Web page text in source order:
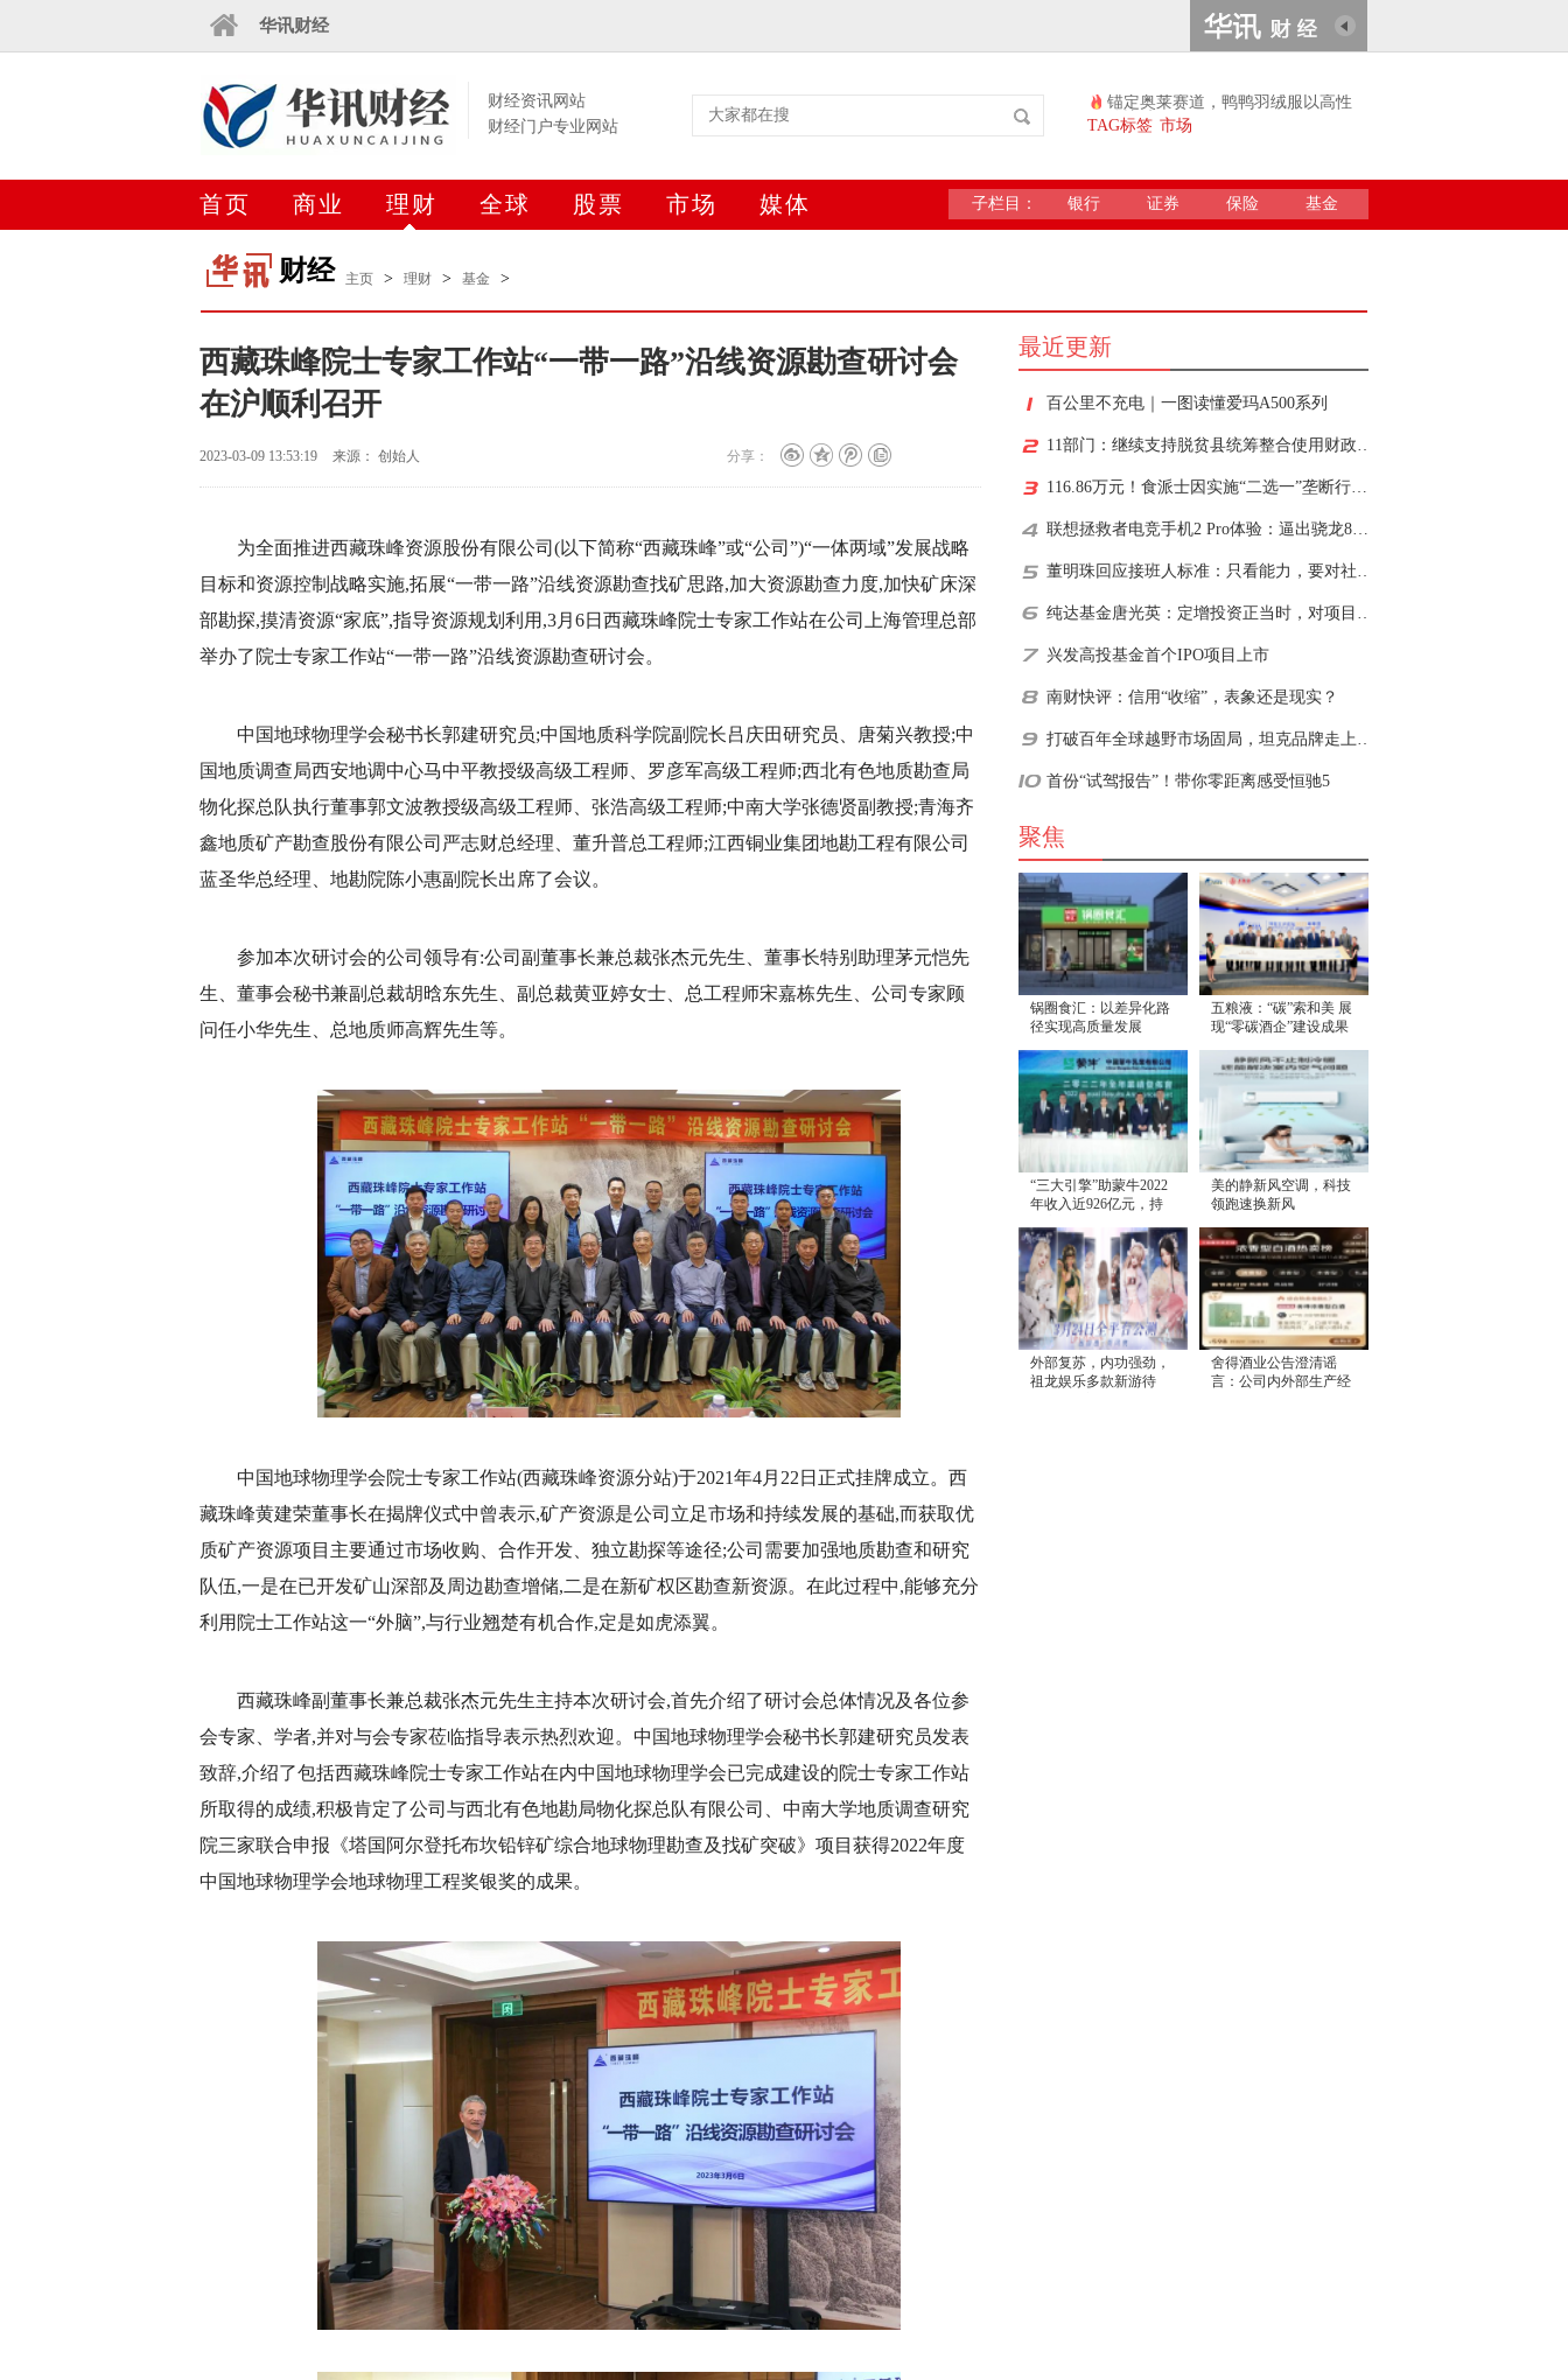
华讯财经
财经资讯网站
财经门户专业网站
锚定奥莱赛道，鸭鸭羽绒服以高性
价比续...
TAG标签 市场
首页 商业 理财 全球 股票 市场 媒体 子栏目： 银行 证券 保险 基金
财经 主页 > 理财 > 基金 >
西藏珠峰院士专家工作站“一带一路”沿线资源勘查研讨会
在沪顺利召开
2023-03-09 13:53:19 来源： 创始人 分享：
为全面推进西藏珠峰资源股份有限公司(以下简称“西藏珠峰”或“公司”)“一体两域”发展战略
目标和资源控制战略实施,拓展“一带一路”沿线资源勘查找矿思路,加大资源勘查力度,加快矿床深
部勘探,摸清资源“家底”,指导资源规划利用,3月6日西藏珠峰院士专家工作站在公司上海管理总部
举办了院士专家工作站“一带一路”沿线资源勘查研讨会。
中国地球物理学会秘书长郭建研究员;中国地质科学院副院长吕庆田研究员、唐菊兴教授;中
国地质调查局西安地调中心马中平教授级高级工程师、罗彦军高级工程师;西北有色地质勘查局
物化探总队执行董事郭文波教授级高级工程师、张浩高级工程师;中南大学张德贤副教授;青海齐
鑫地质矿产勘查股份有限公司严志财总经理、董升普总工程师;江西铜业集团地勘工程有限公司
蓝圣华总经理、地勘院陈小惠副院长出席了会议。
参加本次研讨会的公司领导有:公司副董事长兼总裁张杰元先生、董事长特别助理茅元恺先
生、董事会秘书兼副总裁胡晗东先生、副总裁黄亚婷女士、总工程师宋嘉栋先生、公司专家顾
问任小华先生、总地质师高辉先生等。
中国地球物理学会院士专家工作站(西藏珠峰资源分站)于2021年4月22日正式挂牌成立。西
藏珠峰黄建荣董事长在揭牌仪式中曾表示,矿产资源是公司立足市场和持续发展的基础,而获取优
质矿产资源项目主要通过市场收购、合作开发、独立勘探等途径;公司需要加强地质勘查和研究
队伍,一是在已开发矿山深部及周边勘查增储,二是在新矿权区勘查新资源。在此过程中,能够充分
利用院士工作站这一“外脑”,与行业翘楚有机合作,定是如虎添翼。
西藏珠峰副董事长兼总裁张杰元先生主持本次研讨会,首先介绍了研讨会总体情况及各位参
会专家、学者,并对与会专家莅临指导表示热烈欢迎。中国地球物理学会秘书长郭建研究员发表
致辞,介绍了包括西藏珠峰院士专家工作站在内中国地球物理学会已完成建设的院士专家工作站
所取得的成绩,积极肯定了公司与西北有色地勘局物化探总队有限公司、中南大学地质调查研究
院三家联合申报《塔国阿尔登托布坎铅锌矿综合地球物理勘查及找矿突破》项目获得2022年度
中国地球物理学会地球物理工程奖银奖的成果。
最近更新
百公里不充电｜一图读懂爱玛A500系列
11部门：继续支持脱贫县统筹整合使用财政涉农资
116.86万元！食派士因实施“二选一”垄断行为被
联想拯救者电竞手机2 Pro体验：逼出骁龙888潜能
董明珠回应接班人标准：只看能力，要对社会有
纯达基金唐光英：定增投资正当时，对项目甄别
兴发高投基金首个IPO项目上市
南财快评：信用“收缩”，表象还是现实？
打破百年全球越野市场固局，坦克品牌走上扬帆
首份“试驾报告”！带你零距离感受恒驰5
聚焦
锅圈食汇：以差异化路
径实现高质量发展
五粮液：“碳”索和美 展
现“零碳酒企”建设成果
“三大引擎”助蒙牛2022
年收入近926亿元，持
美的静新风空调，科技
领跑速换新风
外部复苏，内功强劲，
祖龙娱乐多款新游待
舍得酒业公告澄清谣
言：公司内外部生产经